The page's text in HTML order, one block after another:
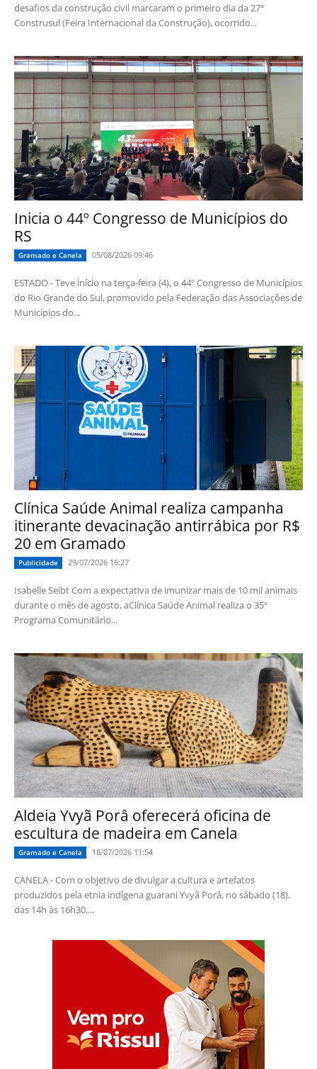
desafios da construção civil marcaram o primeiro dia da 27ª
Construsul (Feira Internacional da Construção), ocorrido...
Inicia o 44º Congresso de Municípios do
RS
Gramado e Canela 05/08/2026 09:46
ESTADO - Teve início na terça-feira (4), o 44º Congresso de Municípios
do Rio Grande do Sul, promovido pela Federação das Associações de
Municípios do...
Clínica Saúde Animal realiza campanha
itinerante devacinação antirrábica por R$
20 em Gramado
Publicidade 29/07/2026 16:27
Isabelle Seibt Com a expectativa de imunizar mais de 10 mil animais
durante o mês de agosto, aClínica Saúde Animal realiza o 35º
Programa Comunitário...
Aldeia Yvyã Porâ oferecerá oficina de
escultura de madeira em Canela
Gramado e Canela 18/07/2026 11:54
CANELA - Com o objetivo de divulgar a cultura e artefatos
produzidos pela etnia indígena guarani Yvyã Porâ, no sábado (18),
das 14h às 16h30,...